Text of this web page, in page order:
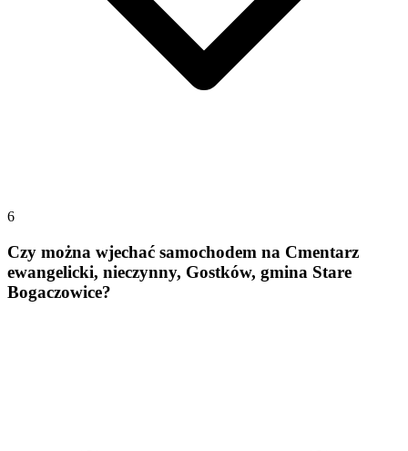
6
Czy można wjechać samochodem na Cmentarz
ewangelicki, nieczynny, Gostków, gmina Stare
Bogaczowice?